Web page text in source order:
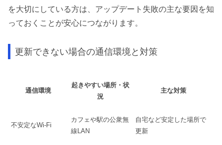
を大切にしている方は、アップデート失敗の主な要因を知
っておくことが安心につながります。
更新できない場合の通信環境と対策
通信環境
起きやすい場所・状
況
主な対策
不安定なWi-Fi
カフェや駅の公衆無
線LAN
自宅など安定した場所で
更新